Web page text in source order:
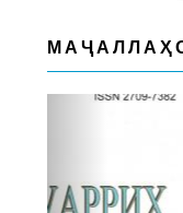
Previous